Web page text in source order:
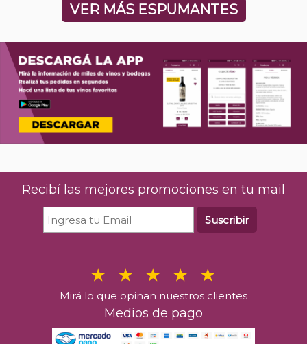
VER MÁS ESPUMANTES
Recibí las mejores promociones en tu mail
Suscribir
Mirá lo que opinan nuestros clientes
Medios de pago